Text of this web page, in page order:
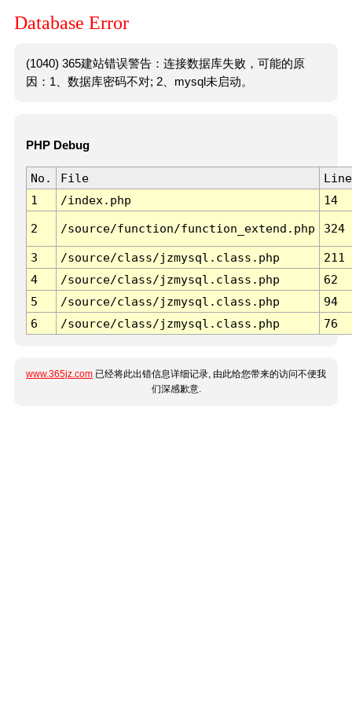
Database Error
(1040) 365建站错误警告：连接数据库失败，可能的原
因：1、数据库密码不对; 2、mysql未启动。
PHP Debug
No. File
Line
1
/index.php 14
2 /source/function/function_extend.php 324
3 /source/class/jzmysql.class.php
211
4
/source/class/jzmysql.class.php
62
5
/source/class/jzmysql.class.php
94
6
/source/class/jzmysql.class.php 76
www.365jz.com 已经将此出错信息详细记录, 由此给您带来的访问不便我
们深感歉意.